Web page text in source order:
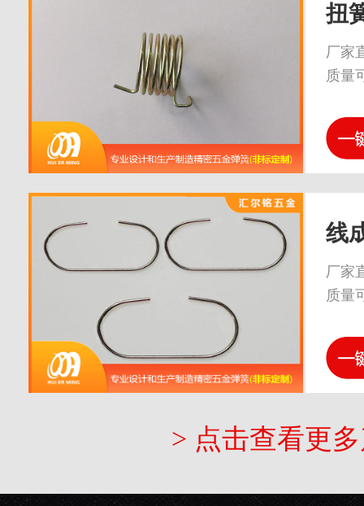
扭
厂家
质量
线
厂家
质量
> 点击查看更